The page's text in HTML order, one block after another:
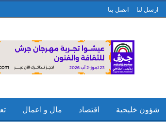
ارسل لنا اتصل بنا
شؤون خليجية اقتصاد مال و اعمال